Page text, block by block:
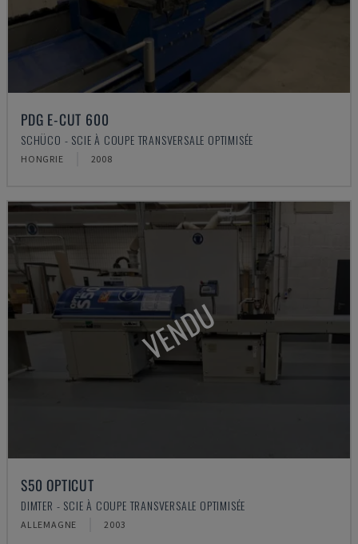
PDG E-CUT 600
SCHÜCO - SCIE À COUPE TRANSVERSALE OPTIMISÉE
HONGRIE 2008
VENDU
S50 OPTICUT
DIMTER - SCIE À COUPE TRANSVERSALE OPTIMISÉE
ALLEMAGNE 2003